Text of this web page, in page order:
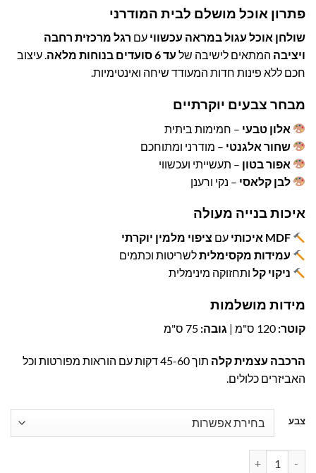
פתרון אוכל מושלם לבית המודרני
שולחן אוכל עגול במראה עכשווי עם רגל מרכזית רחבה
ויציבה המתאים לישיבה של עד 6 סועדים בנוחות מלאה
. עיצוב
חכם ללא פינות חדות המעודד שיחה ואינטימיות.
מבחר צבעים יוקרתיים
אלון טבעי – חמימות ביתית
שחור אלגנטי – מודרני ומתוחכם
אפור בטון – תעשייתי ועכשווי
לבן קלאסי – נקי ורענן
איכות בנייה מעולה
MDF איכותי עם ציפוי מלמין יוקרתי
עמידות מקסימליתלשריטות וכתמים
ניקוי קל ותחזוקה מינימלית
מידות מושלמות
קוטר: גובה:
הרכבה עצמית קלה
תוך 45-60 דקות עם הוראות מפורטות וכל
האביזרים כלולים.
צבע